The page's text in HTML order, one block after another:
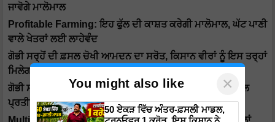
ਜਾਵੋਗੇ ਮਾਲੋਮਾਲ
Profitable Farming: ਇਹ ਫੁੱਲ ਦੀ ਕਾਸ਼ਤ ਕਰੇਗੀ ਮਾਲੋਮਾਲ, ਘੱਟ ਪਾਣੀ
ਵਾਲੇ ਖੇਤਰਾਂ ਲਈ ਲਾਹੇਵੰਦ
ਗੋਭੀ ਸਰ੍ਹੋਂ ਦੀ ਫ਼ਸਲ ਚੋਖੀ ਆਮਦਨ ਦਾ ਸਰੋਤ, ਕਿਸਾਨ ਵੀਰਾਂ ਨੂੰ ਇਸ ਤਰ੍ਹਾਂ
ਮਿਲੇਗਾ ਚੰਗਾ ਮੁਨਾਫ਼ਾ
ਗੋਭੀ ਸਰ੍ਹੋਂ ਦੀ GSC 7 ਇੱਕ ਕਨੋਲਾ ਕਿਸਮ, ਔਸਤ ਝਾੜ 9.0 ਕੁਇੰਟਲ
ਪ੍ਰਤੀ ਏਕੜ, ਤੇਲ ਦੀ ਮਾਤਰਾ 40.5%
You might also like ×
50 ਏਕੜ ਵਿੱਚ ਅੰਤਰ-ਫ਼ਸਲੀ ਮਾਡਲ,